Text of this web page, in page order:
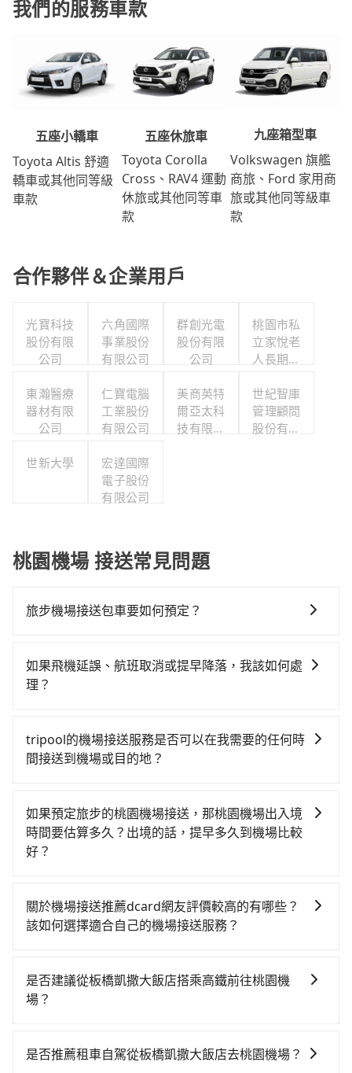
我們的服務車款
五座小轎車
Toyota Altis 舒適
轎車或其他同等級
車款
五座休旅車
Toyota Corolla
Cross、RAV4 運動
休旅或其他同等車
款
九座箱型車
Volkswagen 旗艦
商旅、Ford 家用商
旅或其他同等級車
款
合作夥伴＆企業用戶
光寶科技
股份有限
公司
六角國際
事業股份
有限公司
群創光電
股份有限
公司
桃園市私
立家悅老
人長期照
(養護型)
東瀚醫療
器材有限
公司
仁寶電腦
工業股份
有限公司
美商英特
爾亞太科
技有限公
世紀智庫
管理顧問
股份有限
世新大學
宏達國際
電子股份
有限公司
桃園機場 接送常見問題
旅步機場接送包車要如何預定？
或APP進行預定。 步驟如下： 1.輸入上車和下車地點。
2.選擇乘車人數和行李數量。 3.選擇適合的車型並查看
如果飛機延誤、航班取消或提早降落，我該如何處
理？
前透過官網的線上客服告知，我方會盡力協助重新安排
車輛，讓乘客能落地後順利離開機場。但如事先沒有告
車輛可以搭乘。如班機被迫取消且在原預定上飛機時間
前通知我方，可提供全額退款或免費改期。如班機航行
時間減少而提前落地，可在落地後直接與司機電話聯
tripool的機場接送服務是否可以在我需要的任何時
間接送到機場或目的地？
務，我們就會在您指定的時間派遣司機前往服務。在用
車前一晚的20:00，我們也會提供您服務司機和車輛的資
訊，讓您更放心地安排行程。
如果預定旅步的桃園機場接送，那桃園機場出入境
時間要估算多久？出境的話，提早多久到機場比較
好？
班入境，約需1-1.5小時通關。
關於機場接送推薦dcard網友評價較高的有哪些？
該如何選擇適合自己的機場接送服務？
步、Uber、55688。建議可以依據價格是否透明、有無
取消政策及即時的客戶服務、google評價及品牌商譽來
是否建議從板橋凱撒大飯店搭乘高鐵前往桃園機
場？
鐵較貴、費時、轉車麻煩！板橋-桃園雖然一天最多時有
是否推薦租車自駕從板橋凱撒大飯店去桃園機場？